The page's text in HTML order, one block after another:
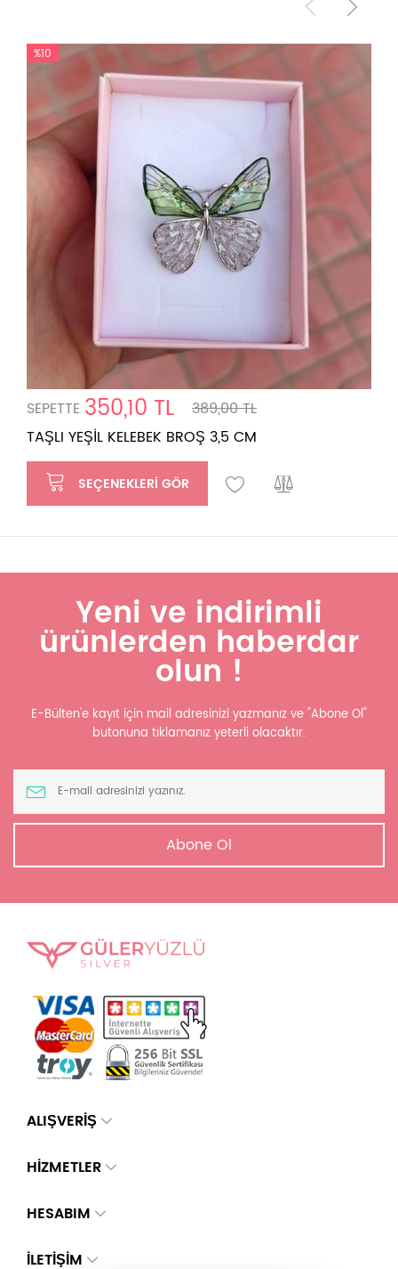
%10
SEPETTE 350,10 TL
389,00 TL
TAŞLI YEŞİL KELEBEK BROŞ 3,5 CM
SEÇENEKLERI GÖR
Yeni ve indirimli
ürünlerden haberdar
olun !
E-Bülten'e kayıt için mail adresinizi yazmanız ve "Abone Ol"
butonuna tıklamanız yeterli olacaktır.
Abone Ol
ALIŞVERİŞ
HİZMETLER
HESABIM
İLETIŞIM